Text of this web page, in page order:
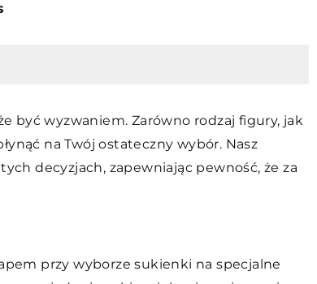
być wyzwaniem. Zarówno rodzaj figury, jak
na Twój ostateczny wybór. Nasz
decyzjach, zapewniając pewność, że za
przy wyborze sukienki na specjalne